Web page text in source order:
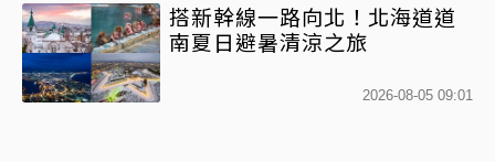
搭新幹線一路向北！北海道道
南夏日避暑清涼之旅
2026-08-05 09:01